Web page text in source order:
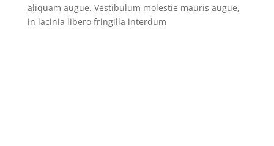
aliquam augue. Vestibulum molestie mauris augue,
in lacinia libero fringilla interdum